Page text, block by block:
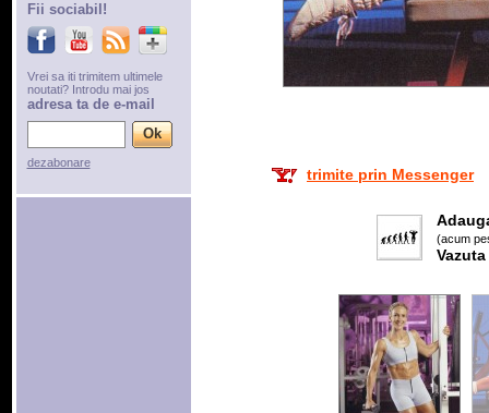
trimite prin Messenger
(acum
Vazuta
Fii sociabil!
Vrei sa iti trimitem ultimele
noutati? Introdu mai jos
adresa ta de e-mail
dezabonare